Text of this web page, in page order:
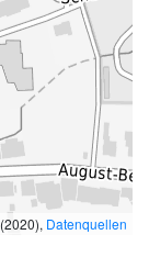
(2020), Datenquellen